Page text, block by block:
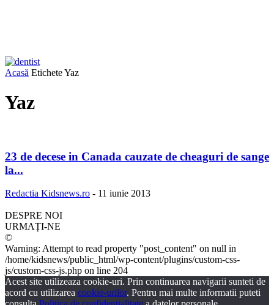
Acasă EticheteYaz
Yaz
23 de decese in Canada cauzate de cheaguri de sange
la...
Redactia Kidsnews.ro - 11 iunie 2013
DESPRE NOI
URMAȚI-NE
©
Warning: Attempt to read property "post_content" on null in
/home/kidsnews/public_html/wp-content/plugins/custom-css-
js/custom-css-js.php on line 204
Acest site utilizeaza cookie-uri. Prin continuarea navigarii sunteti de
acord cu utilizarea cookie-urilor. Pentru mai multe informatii puteti